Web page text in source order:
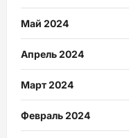
Май 2024
Апрель 2024
Март 2024
Февраль 2024